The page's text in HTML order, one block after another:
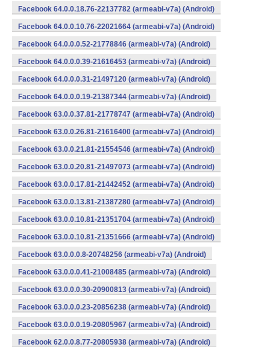
Facebook 64.0.0.18.76-22137782 (armeabi-v7a) (Android)
Facebook 64.0.0.10.76-22021664 (armeabi-v7a) (Android)
Facebook 64.0.0.0.52-21778846 (armeabi-v7a) (Android)
Facebook 64.0.0.0.39-21616453 (armeabi-v7a) (Android)
Facebook 64.0.0.0.31-21497120 (armeabi-v7a) (Android)
Facebook 64.0.0.0.19-21387344 (armeabi-v7a) (Android)
Facebook 63.0.0.37.81-21778747 (armeabi-v7a) (Android)
Facebook 63.0.0.26.81-21616400 (armeabi-v7a) (Android)
Facebook 63.0.0.21.81-21554546 (armeabi-v7a) (Android)
Facebook 63.0.0.20.81-21497073 (armeabi-v7a) (Android)
Facebook 63.0.0.17.81-21442452 (armeabi-v7a) (Android)
Facebook 63.0.0.13.81-21387280 (armeabi-v7a) (Android)
Facebook 63.0.0.10.81-21351704 (armeabi-v7a) (Android)
Facebook 63.0.0.10.81-21351666 (armeabi-v7a) (Android)
Facebook 63.0.0.0.8-20748256 (armeabi-v7a) (Android)
Facebook 63.0.0.0.41-21008485 (armeabi-v7a) (Android)
Facebook 63.0.0.0.30-20900813 (armeabi-v7a) (Android)
Facebook 63.0.0.0.23-20856238 (armeabi-v7a) (Android)
Facebook 63.0.0.0.19-20805967 (armeabi-v7a) (Android)
Facebook 62.0.0.8.77-20805938 (armeabi-v7a) (Android)